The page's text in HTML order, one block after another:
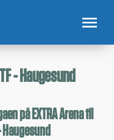
- Haugesund
på EXTRA Arena til